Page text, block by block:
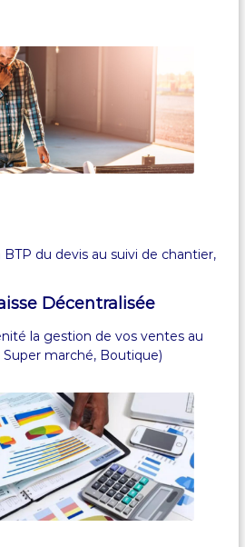
du devis au suivi de chantier,
Décentralisée
la gestion de vos ventes au
marché, Boutique)